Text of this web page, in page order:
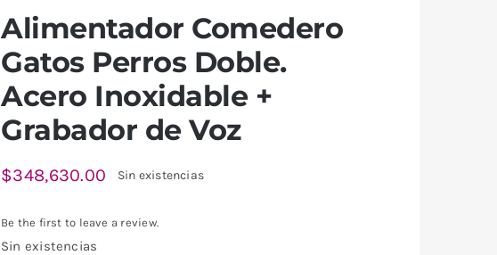
Alimentador Comedero
Gatos Perros Doble.
Acero Inoxidable +
Grabador de Voz
$348,630.00 Sin existencias
Be the first to leave a review.
Sin existencias